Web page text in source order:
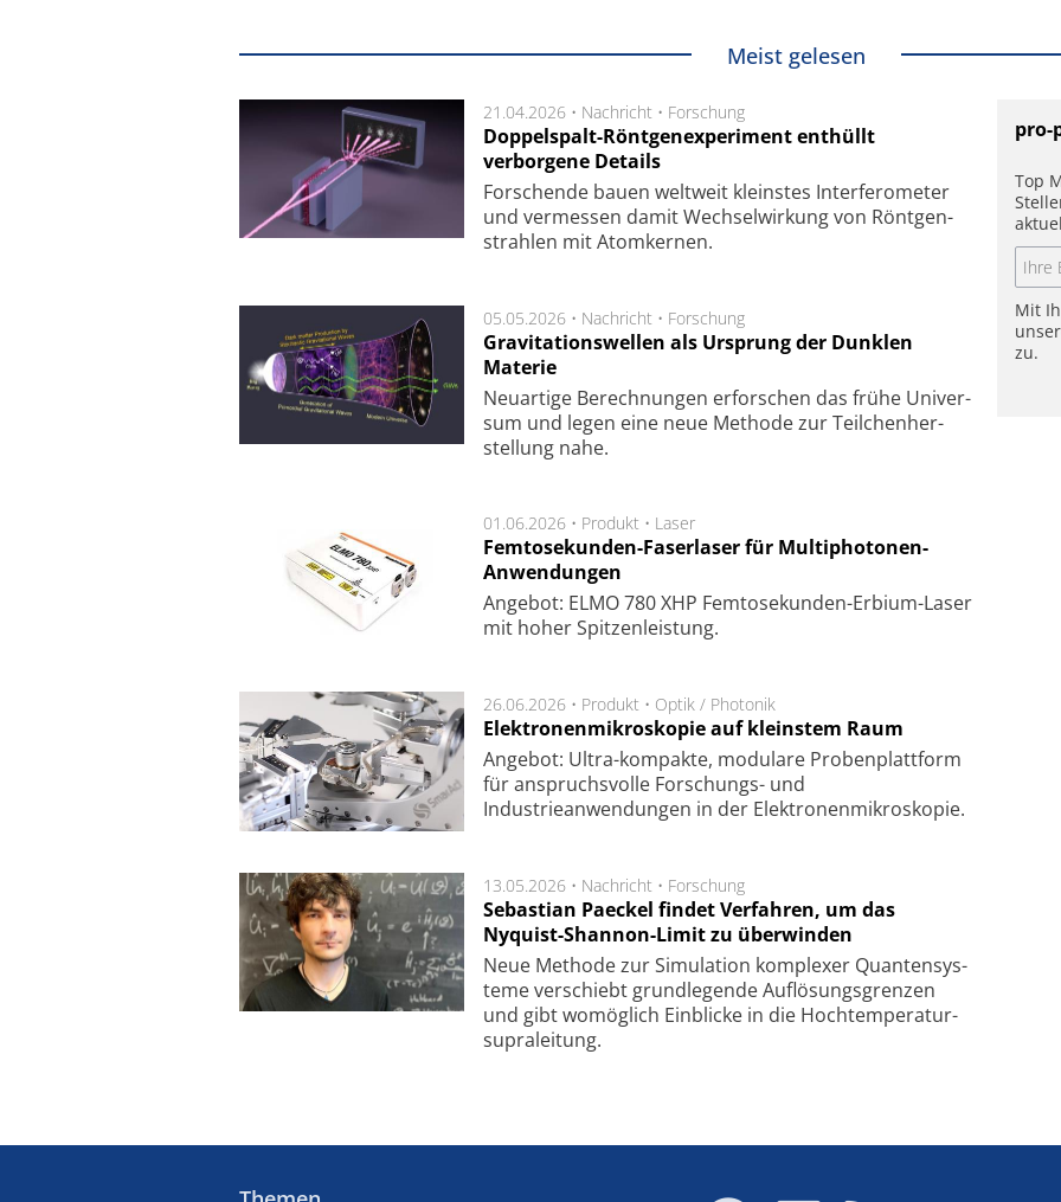
Meist gelesen
21.04.2026 • Nachricht • Forschung
Doppelspalt-Röntgenexperiment enthüllt
verborgene Details
For­schen­de bau­en welt­weit kleins­tes In­ter­fe­ro­me­ter
und ver­mes­sen da­mit Wech­sel­wir­kung von Rönt­gen­
strah­len mit Atom­ker­nen.
05.05.2026 • Nachricht • Forschung
Gravitationswellen als Ursprung der Dunklen
Materie
Neu­artige Be­rech­nung­en er­for­schen das frü­he Uni­ver­
sum und legen eine neue Me­tho­de zur Teil­chen­her­
stel­lung nahe.
01.06.2026 • Produkt • Laser
Femtosekunden-Faserlaser für Multiphotonen-
Anwendungen
Angebot: ELMO 780 XHP Femtosekunden-Erbium-Laser
mit hoher Spitzenleistung.
26.06.2026 • Produkt • Optik / Photonik
Elektronenmikroskopie auf kleinstem Raum
Angebot: Ultra-kompakte, modulare Probenplattform
für anspruchsvolle Forschungs- und
Industrieanwendungen in der Elektronenmikroskopie.
13.05.2026 • Nachricht • Forschung
Sebastian Paeckel findet Verfahren, um das
Nyquist-Shannon-Limit zu überwinden
Neue Methode zur Simu­la­tion kom­ple­xer Quan­ten­sys­
te­me ver­schiebt grund­le­gen­de Auf­lösungs­gren­zen
und gibt wo­mög­lich Ein­blicke in die Hoch­tempe­ra­tur­
supra­lei­tung.
pro-
Top
Mit
zu.